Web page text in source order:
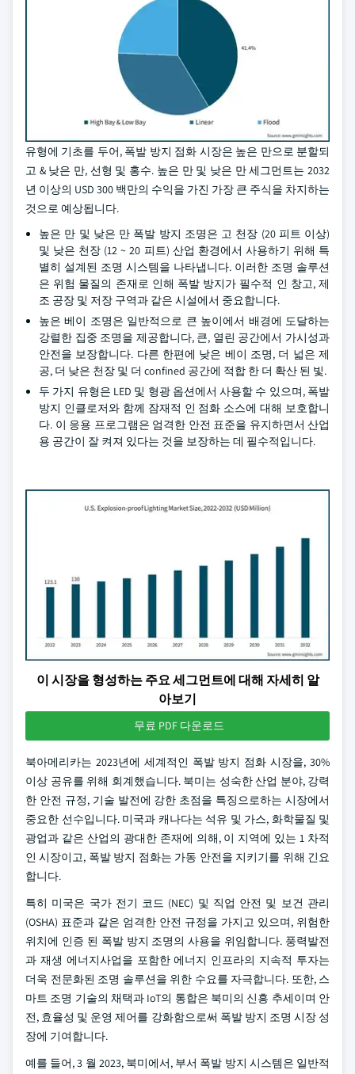
유형에 기초를 두어, 폭발 방지 점화 시장은 높은 만으로 분할되
고 & 낮은 만, 선형 및 홍수. 높은 만 및 낮은 만 세그먼트는 2032
년 이상의 USD 300 백만의 수익을 가진 가장 큰 주식을 차지하는
것으로 예상됩니다.
높은 만 및 낮은 만 폭발 방지 조명은 고 천장 (20 피트 이상)
및 낮은 천장 (12 ~ 20 피트) 산업 환경에서 사용하기 위해 특
별히 설계된 조명 시스템을 나타냅니다. 이러한 조명 솔루션
은 위험 물질의 존재로 인해 폭발 방지가 필수적 인 창고, 제
조 공장 및 저장 구역과 같은 시설에서 중요합니다.
높은 베이 조명은 일반적으로 큰 높이에서 배경에 도달하는
강렬한 집중 조명을 제공합니다, 큰, 열린 공간에서 가시성과
안전을 보장합니다. 다른 한편에 낮은 베이 조명, 더 넓은 제
공, 더 낮은 천장 및 더 confined 공간에 적합 한 더 확산 된 빛.
두 가지 유형은 LED 및 형광 옵션에서 사용할 수 있으며, 폭발
방지 인클로저와 함께 잠재적 인 점화 소스에 대해 보호합니
다. 이 응용 프로그램은 엄격한 안전 표준을 유지하면서 산업
용 공간이 잘 켜져 있다는 것을 보장하는 데 필수적입니다.
이 시장을 형성하는 주요 세그먼트에 대해 자세히 알
아보기
무료 PDF 다운로드
북아메리카는 2023년에 세계적인 폭발 방지 점화 시장을, 30%
이상 공유를 위해 회계했습니다. 북미는 성숙한 산업 분야, 강력
한 안전 규정, 기술 발전에 강한 초점을 특징으로하는 시장에서
중요한 선수입니다. 미국과 캐나다는 석유 및 가스, 화학물질 및
광업과 같은 산업의 광대한 존재에 의해, 이 지역에 있는 1 차적
인 시장이고, 폭발 방지 점화는 가동 안전을 지키기를 위해 긴요
합니다.
특히 미국은 국가 전기 코드 (NEC) 및 직업 안전 및 보건 관리
(OSHA) 표준과 같은 엄격한 안전 규정을 가지고 있으며, 위험한
위치에 인증 된 폭발 방지 조명의 사용을 위임합니다. 풍력발전
과 재생 에너지사업을 포함한 에너지 인프라의 지속적 투자는
더욱 전문화된 조명 솔루션을 위한 수요를 자극합니다. 또한, 스
마트 조명 기술의 채택과 IoT의 통합은 북미의 신흥 추세이며 안
전, 효율성 및 운영 제어를 강화함으로써 폭발 방지 조명 시장 성
장에 기여합니다.
예를 들어, 3 월 2023, 북미에서, 부서 폭발 방지 시스템은 일반적